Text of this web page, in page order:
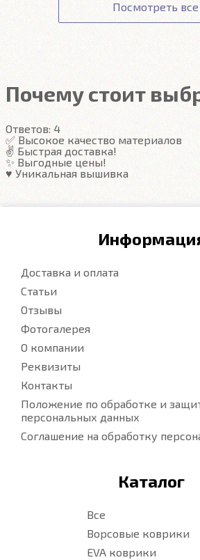
Передние ковры полностью
Гарантия
Подробнее
вытряхиваются одним
Посмотреть все
Почему стоит
Ответов: 4
✅ Высокое качество материалов
✌️ Быстрая доставка!
✨ Выгодные цены!
♥️ Уникальная вышивка
Доставка и оплата
Статьи
Отзывы
Фотогалерея
О компании
Реквизиты
Контакты
Положение по обработке и
персональных данных
Соглашение на обработку
Каталог
Все
Ворсовые коврики
EVA коврики